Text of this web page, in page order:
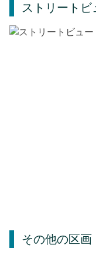
ストリートビ
その他の区画